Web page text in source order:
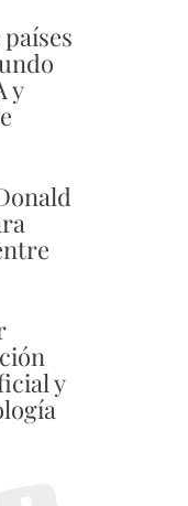
y
y